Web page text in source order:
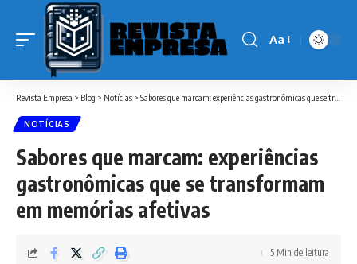
Font
Aa
Revista Empresa > Blog > Notícias > Sabores que marcam: experiências gastronômicas que se transformam em memórias afetivas
NOTÍCIAS
Sabores que marcam: experiências
gastronômicas que se transformam
em memórias afetivas
5 Min de leitura